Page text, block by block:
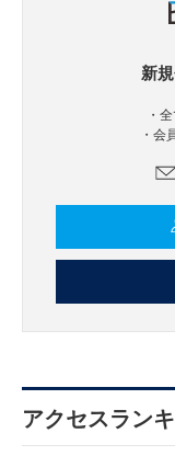
新
・
・会
アクセスラン